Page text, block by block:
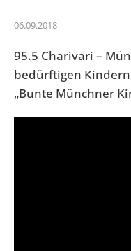
06.09.2018
95.5 Charivari –
bedürftigen
„Bunte Münchner